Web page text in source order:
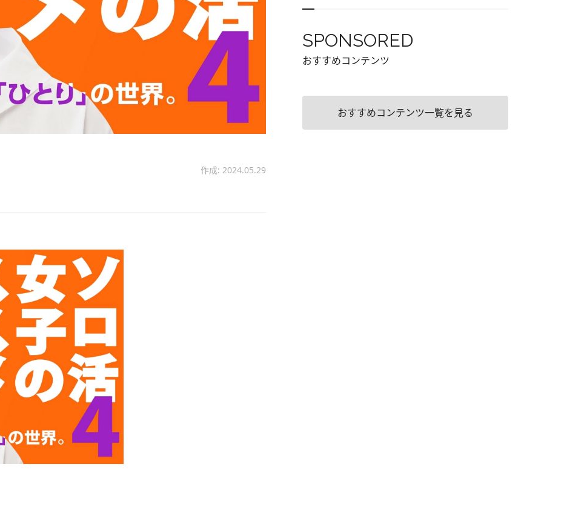
作成: 2024.05.29
SPONSORED
おすすめコンテンツ
おすすめコンテンツ一覧を見る